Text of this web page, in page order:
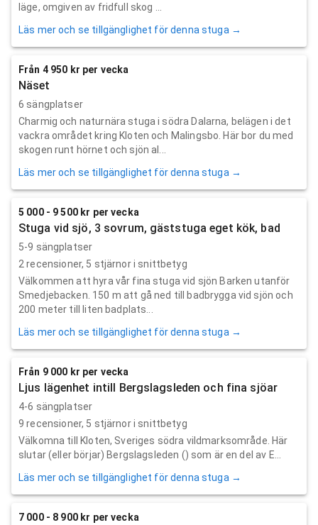
läge, omgiven av fridfull skog ...
Läs mer och se tillgänglighet för denna stuga →
Från 4 950 kr per vecka
Näset
6 sängplatser
Charmig och naturnära stuga i södra Dalarna, belägen i det
vackra området kring Kloten och Malingsbo. Här bor du med
skogen runt hörnet och sjön al...
Läs mer och se tillgänglighet för denna stuga →
5 000 - 9 500 kr per vecka
Stuga vid sjö, 3 sovrum, gäststuga eget kök, bad
5-9 sängplatser
2 recensioner, 5 stjärnor i snittbetyg
Välkommen att hyra vår fina stuga vid sjön Barken utanför
Smedjebacken. 150 m att gå ned till badbrygga vid sjön och
200 meter till liten badplats...
Läs mer och se tillgänglighet för denna stuga →
Från 9 000 kr per vecka
Ljus lägenhet intill Bergslagsleden och fina sjöar
4-6 sängplatser
9 recensioner, 5 stjärnor i snittbetyg
Välkomna till Kloten, Sveriges södra vildmarksområde. Här
slutar (eller börjar) Bergslagsleden () som är en del av E...
Läs mer och se tillgänglighet för denna stuga →
7 000 - 8 900 kr per vecka